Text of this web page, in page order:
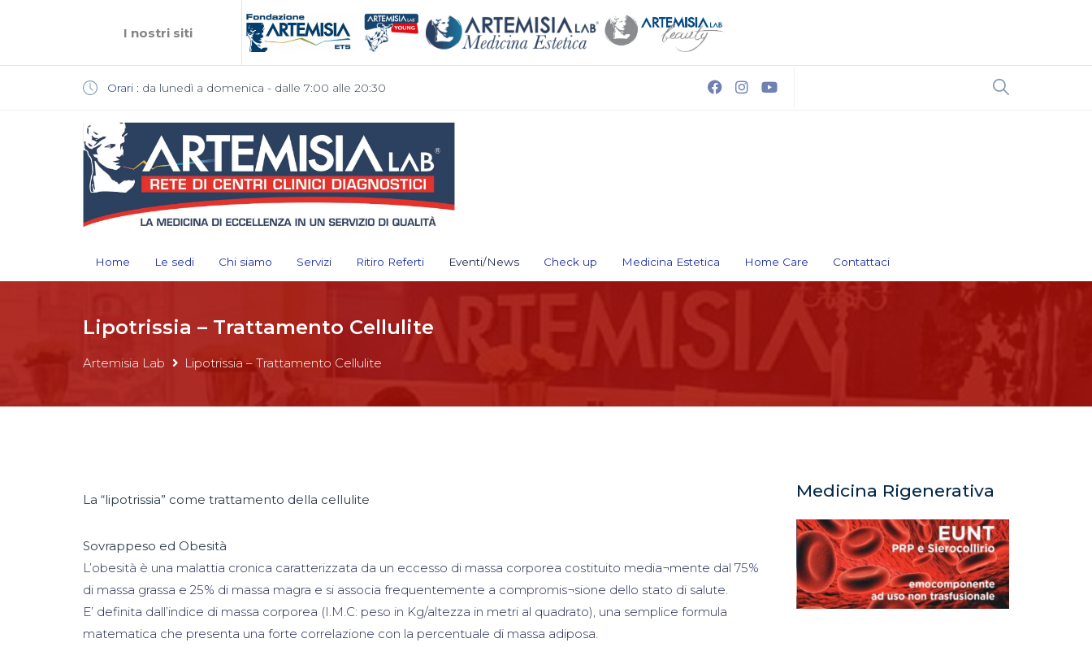
I nostri siti
Orari : da lunedì a domenica - dalle 7:00 alle 20:30
Home Le sedi Chi siamo Servizi Ritiro Referti Eventi/News Check up Medicina Estetica Home Care Contattaci
Lipotrissia – Trattamento Cellulite
Artemisia Lab Lipotrissia – Trattamento Cellulite
La “lipotrissia” come trattamento della cellulite
Sovrappeso ed Obesità
L’obesità è una malattia cronica caratterizzata da un eccesso di massa corporea costituito media¬mente dal 75%
di massa grassa e 25% di massa magra e si associa frequentemente a compromis¬sione dello stato di salute.
E’ definita dall’indice di massa corporea (I.M.C: peso in Kg/altezza in metri al quadrato), una semplice formula
matematica che presenta una forte correlazione con la percentuale di massa adiposa.
Medicina Rigenerativa